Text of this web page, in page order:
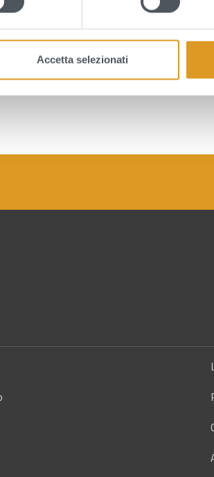
Accetta selezionati
le informazioni su questa